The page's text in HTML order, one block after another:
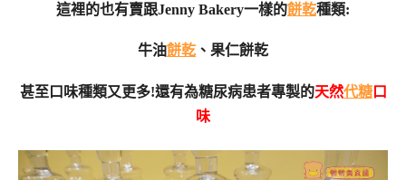
這裡的也有賣跟Jenny Bakery一樣的餅乾種類:
牛油餅乾 、果仁餅乾
甚至口味種類又更多!還有為糖尿病患者專製的天然代糖口
味